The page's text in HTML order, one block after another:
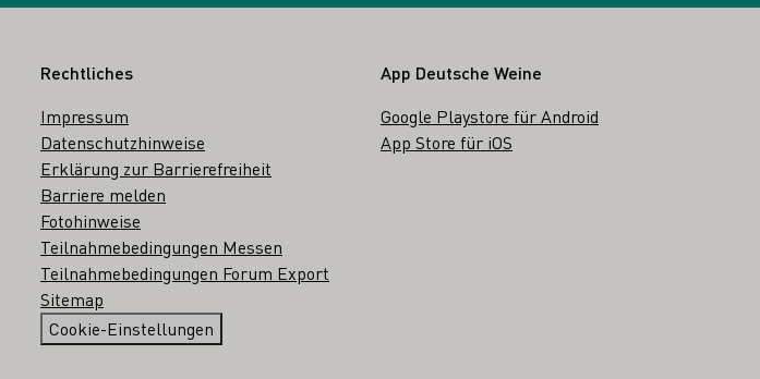
Rechtliches
Impressum
Datenschutzhinweise
Erklärung zur Barrierefreiheit
Barriere melden
Fotohinweise
Teilnahmebedingungen Messen
Teilnahmebedingungen Forum Export
Sitemap
Cookie-Einstellungen
App Deutsche Weine
Google Playstore für Android
App Store für iOS